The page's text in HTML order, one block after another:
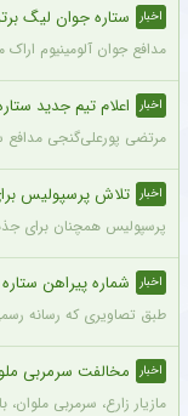
اخبار ستاره جوان لیگ
مدافع جوان آلومینیوم
اخبار اعلام تیم جدید ستاره
مرتضی پورعلی‌گنجی مدافع
اخبار تلاش پرسپولیس
پرسپولیس همچنان برای
اخبار شماره پیراهن
طبق تصاویری که رسانه
اخبار مخالفت سرمربی
مازیار زارع، سرمربی